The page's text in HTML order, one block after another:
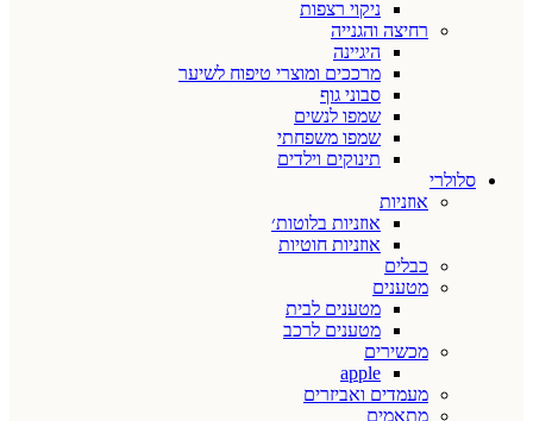
ניקוי רצפות
רחיצה והגנייה
היגיינה
מרככים ומוצרי טיפוח לשיער
סבוני גוף
שמפו לנשים
שמפו משפחתי
תינוקים וילדים
סלולרי
אוזניות
אוזניות בלוטות׳
אוזניות חוטיות
כבלים
מטענים
מטענים לבית
מטענים לרכב
מכשירים
apple
מעמדים ואביזרים
מתאמים